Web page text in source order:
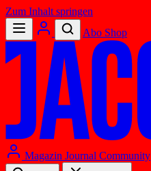
Zum Inhalt springen
Abo Shop
Magazin Journal Community